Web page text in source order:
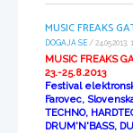
MUSIC FREAKS
DOGAJA SE / 24.05.2013,
MUSIC FREAKS
23.-25.8.2013
Festival
Farovec,
TECHNO,
DRUM'N'BASS,